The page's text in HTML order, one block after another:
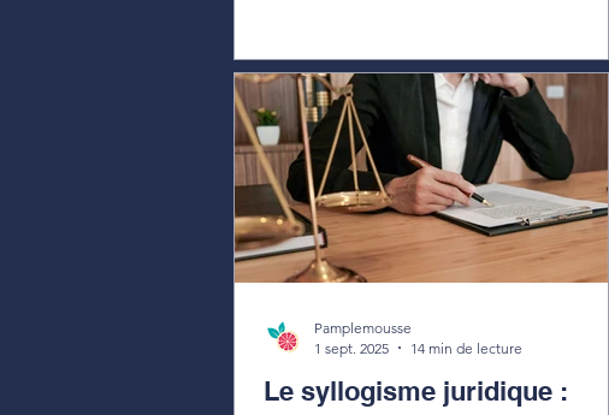
Le syllogisme juridique :
Pamplemousse
1 sept. 2025
14 min de lecture